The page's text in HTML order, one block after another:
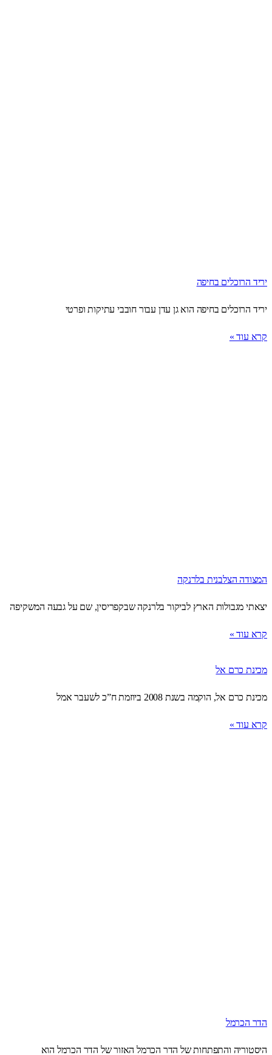
יריד הרוכלים בחיפה
יריד הרוכלים בחיפה הוא גן עדן עבור חובבי עתיקות ופרטי
קרא עוד »
המצודה הצלבנית בלרנקה
יצאתי מגבולות הארץ לביקור בלרנקה שבקפריסין, שם על גבעה המשקיפה
קרא עוד »
מכינת כרם אל
מכינת כרם אל, הוקמה בשנת 2008 ביוזמת ח”כ לשעבר אמל
קרא עוד »
הדר הכרמל
היסטוריה והתפתחות של הדר הכרמל האזור של הדר הכרמל הוא